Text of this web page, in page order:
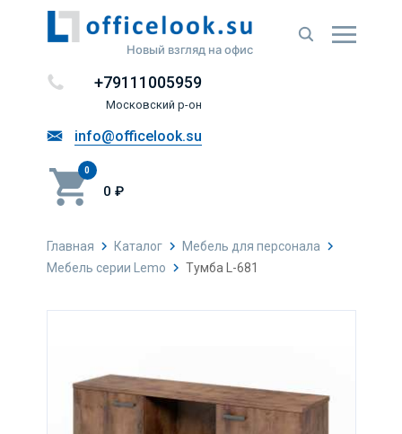
Новый взгляд на офис
+79111005959
Московский р-он
info@officelook.su
0
0 ₽
Главная Каталог
Мебель для персонала
Мебель серии Lemo
Тумба L-681